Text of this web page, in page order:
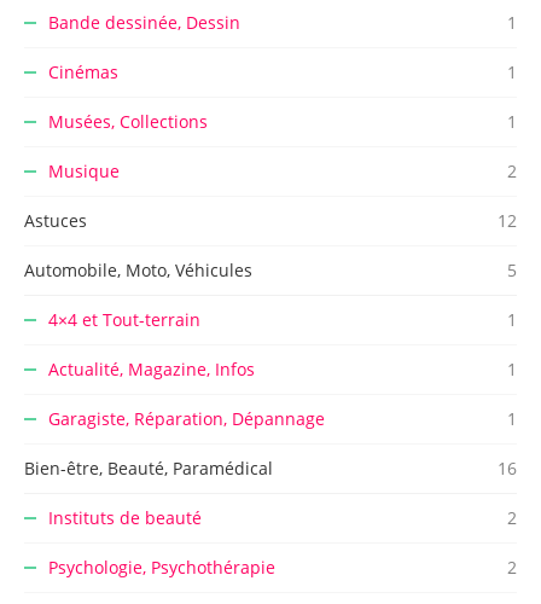
Bande dessinée, Dessin 1
Cinémas 1
Musées, Collections 1
Musique 2
Astuces 12
Automobile, Moto, Véhicules 5
4×4 et Tout-terrain 1
Actualité, Magazine, Infos 1
Garagiste, Réparation, Dépannage 1
Bien-être, Beauté, Paramédical 16
Instituts de beauté 2
Psychologie, Psychothérapie 2